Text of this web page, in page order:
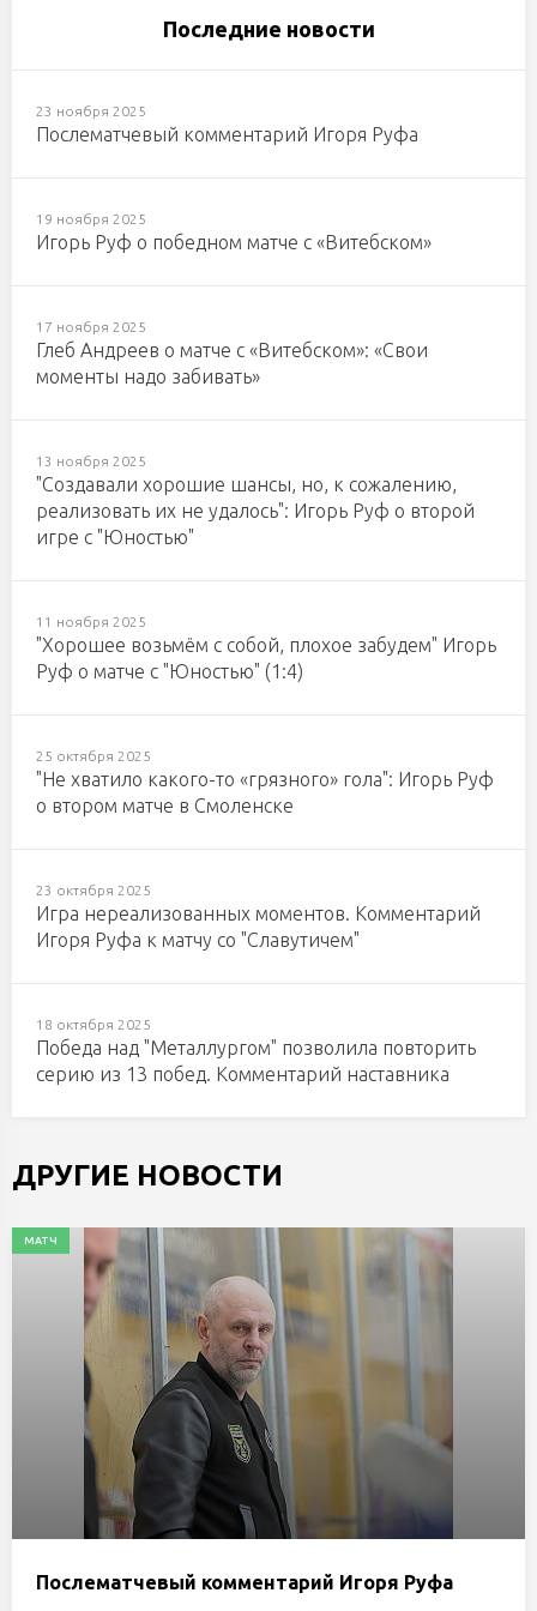
Последние новости
23 ноября 2025
Послематчевый комментарий Игоря Руфа
19 ноября 2025
Игорь Руф о победном матче с «Витебском»
17 ноября 2025
Глеб Андреев о матче с «Витебском»: «Свои
моменты надо забивать»
13 ноября 2025
"Создавали хорошие шансы, но, к сожалению,
реализовать их не удалось": Игорь Руф о второй
игре с "Юностью"
11 ноября 2025
"Хорошее возьмём с собой, плохое забудем" Игорь
Руф о матче с "Юностью" (1:4)
25 октября 2025
"Не хватило какого-то «грязного» гола": Игорь Руф
о втором матче в Смоленске
23 октября 2025
Игра нереализованных моментов. Комментарий
Игоря Руфа к матчу со "Славутичем"
18 октября 2025
Победа над "Металлургом" позволила повторить
серию из 13 побед. Комментарий наставника
ДРУГИЕ НОВОСТИ
МАТЧ
Послематчевый комментарий Игоря Руфа